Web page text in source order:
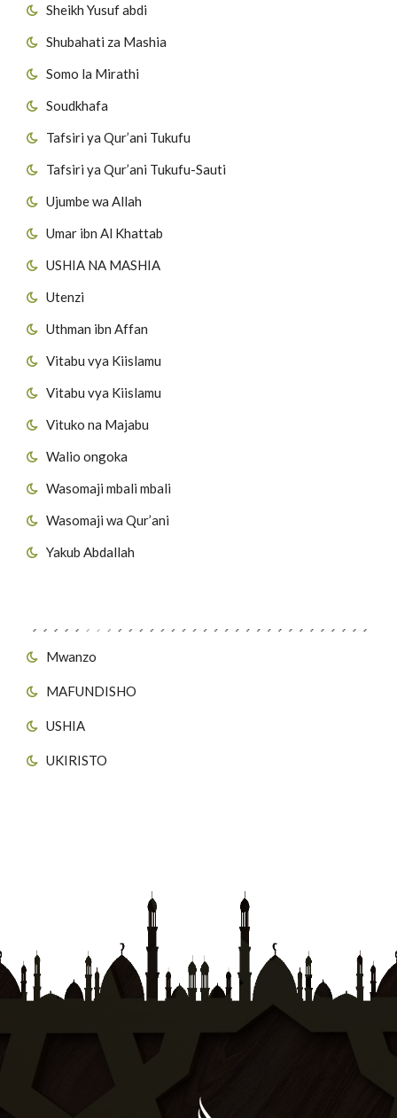
Sheikh Yusuf abdi
Shubahati za Mashia
Somo la Mirathi
Soudkhafa
Tafsiri ya Qur’ani Tukufu
Tafsiri ya Qur’ani Tukufu-Sauti
Ujumbe wa Allah
Umar ibn Al Khattab
USHIA NA MASHIA
Utenzi
Uthman ibn Affan
Vitabu vya Kiislamu
Vitabu vya Kiislamu
Vituko na Majabu
Walio ongoka
Wasomaji mbali mbali
Wasomaji wa Qur’ani
Yakub Abdallah
Mwanzo
MAFUNDISHO
USHIA
UKIRISTO